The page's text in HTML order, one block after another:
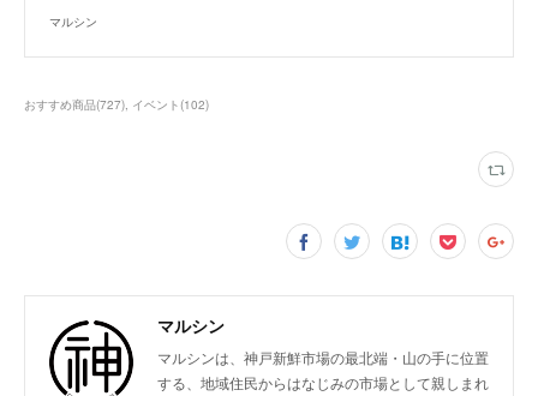
マルシン
おすすめ商品(727) イベント(102)
マルシン
マルシンは、神戸新鮮市場の最北端・山の手に位置
する、地域住民からはなじみの市場として親しまれ